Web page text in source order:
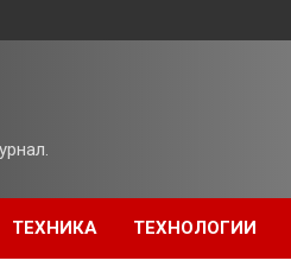
ТЕХНИКА ТЕХНОЛОГИИ